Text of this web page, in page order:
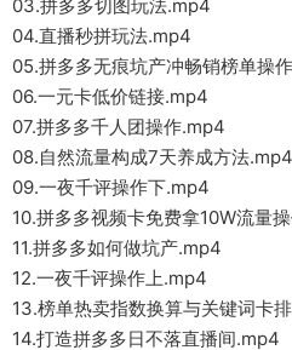
03.拼多多切图玩法.mp4
04.直播秒拼玩法.mp4
05.拼多多无痕坑产冲畅销榜单操
06.一元卡低价链接.mp4
07.拼多多千人团操作.mp4
08.自然流量构成7天养成方法.mp4
09.一夜千评操作下.mp4
10.拼多多视频卡免费拿10W流量
11.拼多多如何做坑产.mp4
12.一夜千评操作上.mp4
13.榜单热卖指数换算与关键词卡
14.打造拼多多日不落直播间.mp4